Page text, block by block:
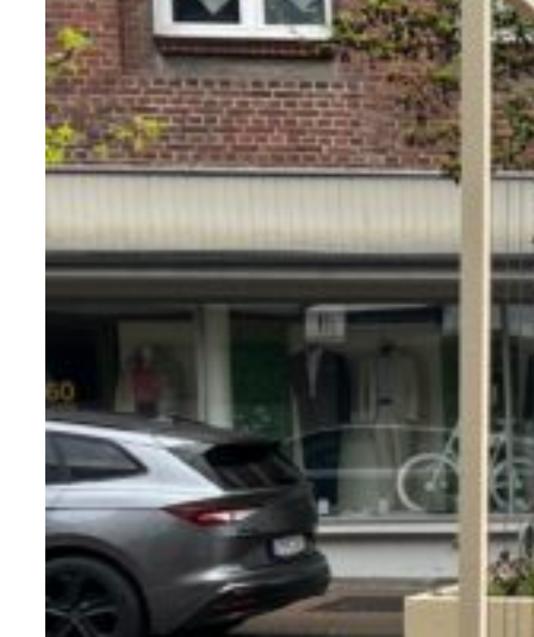
Le bois est idéal associé à d’autres
matériaux. Or, avec le sur-mesure, libre à
vous d’envisager des associations
inattendues ! Nous concevons chacun
de nos équipements urbains dans une
démarche durable. Or, quelmeilleur
?
Pour connaître les propriétés de nos
autres matériaux, nous vous invitons à
consulter les caractéristiques
développées sur l’
aluminium
corten, l’inox, lezincet le
plastique
recyclé.